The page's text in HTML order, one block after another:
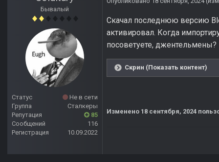
Бывалый
Статус
Не в сети
Группа
Сталкеры
Репутация
85
Сообщений
116
Регистрация
10.09.2022
Скачал последнюю версию
активировал. Когда
посоветуете, джентельмены?
Скрин (Показать контент)
Изменено 18 сентября, 2024